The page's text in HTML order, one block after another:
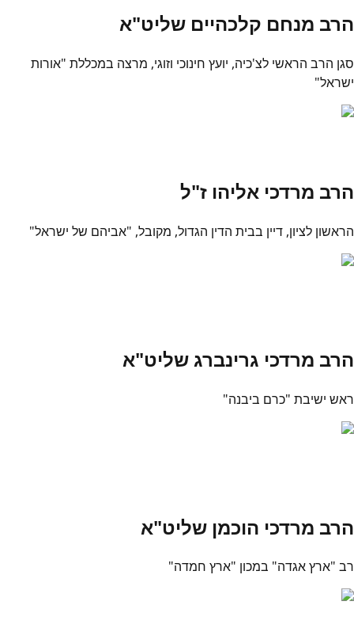
הרב מנחם קלכהיים שליט"א
סגן הרב הראשי לצ'כיה, יועץ חינוכי וזוגי, מרצה במכללת "אורות
ישראל"
הרב מרדכי אליהו ז"ל
הראשון לציון, דיין בבית הדין הגדול, מקובל, "אביהם של ישראל"
הרב מרדכי גרינברג שליט"א
ראש ישיבת "כרם ביבנה"
הרב מרדכי הוכמן שליט"א
רב "ארץ אגדה" במכון "ארץ חמדה"